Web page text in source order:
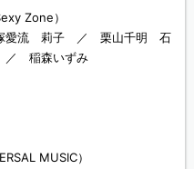
Zone）
愛流 莉子 ／ 栗山千明 石
／ 稲森いずみ
MUSIC）